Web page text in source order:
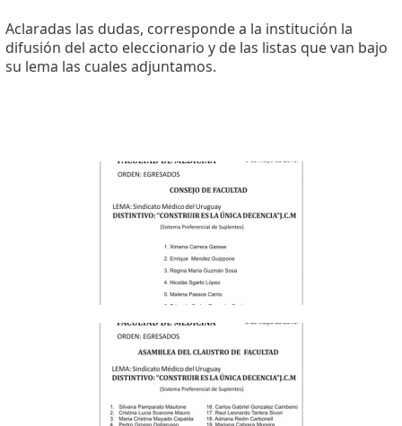
Aclaradas las dudas, corresponde a la institución la
difusión del acto eleccionario y de las listas que van bajo
su lema las cuales adjuntamos.